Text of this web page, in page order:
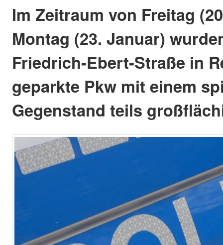
Im Zeitraum von Freitag
Montag (23. Januar)
Friedrich-Ebert-Straße in
geparkte Pkw mit einem
Gegenstand teils